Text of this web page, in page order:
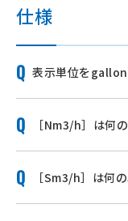
仕様
表示単位を
［Nm3/h］は何
［Sm3/h］は何